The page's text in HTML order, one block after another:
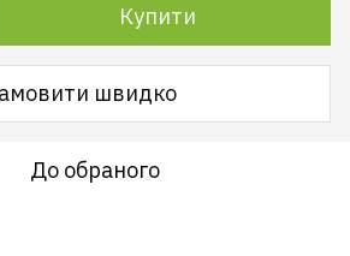
Купити
швидко
До обраного